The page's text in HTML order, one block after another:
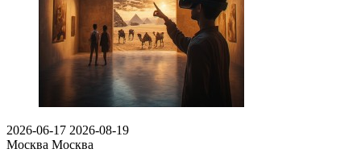
2026-06-17 2026-08-19
Москва Москва